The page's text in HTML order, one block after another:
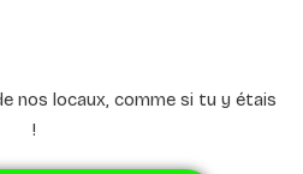
nos locaux, comme si tu y étais
!